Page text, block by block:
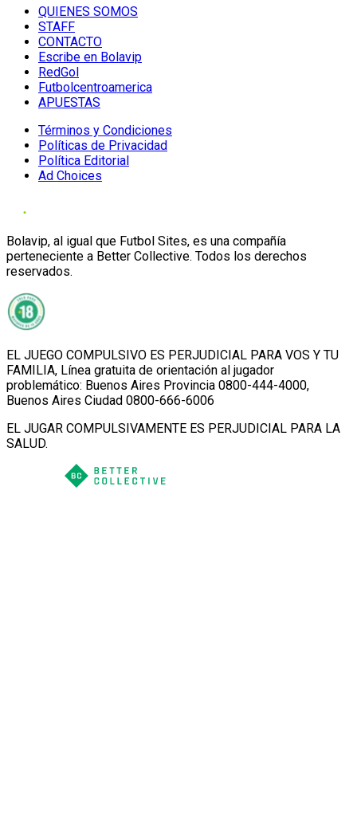
QUIENES SOMOS
STAFF
CONTACTO
Escribe en Bolavip
RedGol
Futbolcentroamerica
APUESTAS
Términos y Condiciones
Políticas de Privacidad
Política Editorial
Ad Choices
Bolavip, al igual que Futbol Sites, es una compañía
perteneciente a Better Collective. Todos los derechos
reservados.
EL JUEGO COMPULSIVO ES PERJUDICIAL PARA VOS Y TU
FAMILIA, Línea gratuita de orientación al jugador
problemático: Buenos Aires Provincia 0800-444-4000,
Buenos Aires Ciudad 0800-666-6006
EL JUGAR COMPULSIVAMENTE ES PERJUDICIAL PARA LA
SALUD.